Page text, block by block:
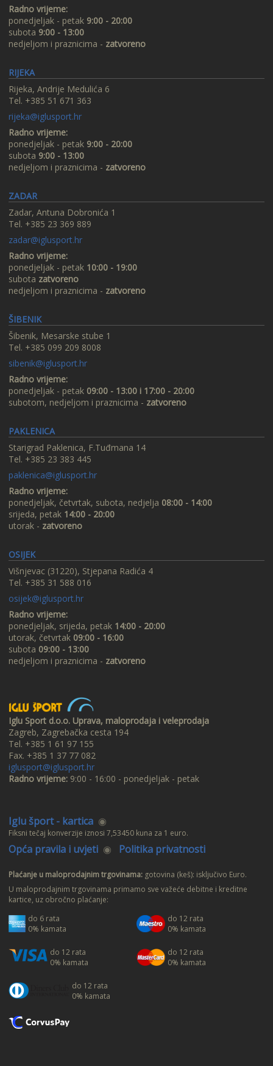
Radno vrijeme:
ponedjeljak - petak 9:00 - 20:00
subota 9:00 - 13:00
nedjeljom i praznicima - zatvoreno
RIJEKA
Rijeka, Andrije Medulića 6
Tel. +385 51 671 363
rijeka@iglusport.hr
Radno vrijeme:
ponedjeljak - petak 9:00 - 20:00
subota 9:00 - 13:00
nedjeljom i praznicima - zatvoreno
ZADAR
Zadar, Antuna Dobronića 1
Tel. +385 23 369 889
zadar@iglusport.hr
Radno vrijeme:
ponedjeljak - petak 10:00 - 19:00
subota zatvoreno
nedjeljom i praznicima - zatvoreno
ŠIBENIK
Šibenik, Mesarske stube 1
Tel. +385 099 209 8008
sibenik@iglusport.hr
Radno vrijeme:
ponedjeljak - petak 09:00 - 13:00 i 17:00 - 20:00
subotom, nedjeljom i praznicima - zatvoreno
PAKLENICA
Starigrad Paklenica, F.Tuđmana 14
Tel. +385 23 383 445
paklenica@iglusport.hr
Radno vrijeme:
ponedjeljak, četvrtak, subota, nedjelja 08:00 - 14:00
srijeda, petak 14:00 - 20:00
utorak - zatvoreno
OSIJEK
Višnjevac (31220), Stjepana Radića 4
Tel. +385 31 588 016
osijek@iglusport.hr
Radno vrijeme:
ponedjeljak, srijeda, petak 14:00 - 20:00
utorak, četvrtak 09:00 - 16:00
subota 09:00 - 13:00
nedjeljom i praznicima - zatvoreno
Iglu Sport d.o.o. Uprava, maloprodaja i veleprodaja
Zagreb, Zagrebačka cesta 194
Tel. +385 1 61 97 155
Fax. +385 1 37 77 082
iglusport@iglusport.hr
Radno vrijeme: 9:00 - 16:00 - ponedjeljak - petak
Iglu šport - kartica ◉
Fiksni tečaj konverzije iznosi 7,53450 kuna za 1 euro.
Opća pravila i uvjeti ◉ Politika privatnosti
Plaćanje u maloprodajnim trgovinama: gotovina (keš): isključivo Euro.
U maloprodajnim trgovinama primamo sve važeće debitne i kreditne
kartice, uz obročno plaćanje:
do 6 rata
0% kamata
do 12 rata
0% kamata
do 12 rata
0% kamata
do 12 rata
0% kamata
do 12 rata
0% kamata